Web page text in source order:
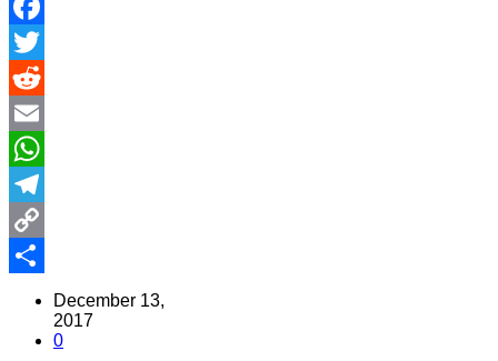
Facebook
Twitter
Reddit
Email
WhatsApp
Telegram
Copy
Share
December 13,
2017
0